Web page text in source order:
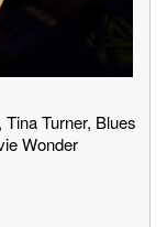
Turner, Blues
Wonder